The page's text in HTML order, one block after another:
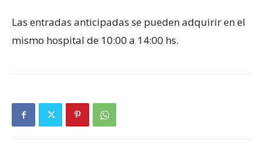
Las entradas anticipadas se pueden adquirir en el
mismo hospital de 10:00 a 14:00 hs.